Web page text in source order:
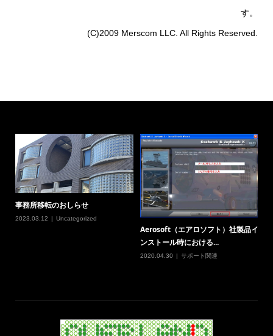
す。
(C)2009 Merscom LLC. All Rights Reserved.
事務所移転のおしらせ
2023.03.12 Uncategorized
Aerosoft（エアロソフト）社製品イ
ンストール時における...
2020.04.30 サポート関連